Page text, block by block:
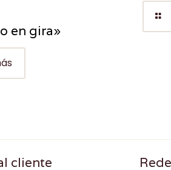
en gira»
cliente